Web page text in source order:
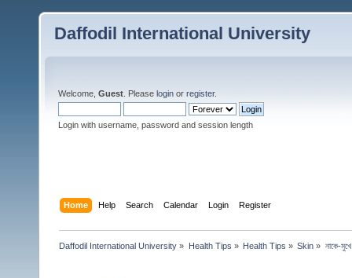
Daffodil International University
Welcome, Guest . Please login or register.
Login with username, password and session length
Home Help Search Calendar Login Register
Daffodil International University » Health Tips » Health Tips » Skin » নাকে-